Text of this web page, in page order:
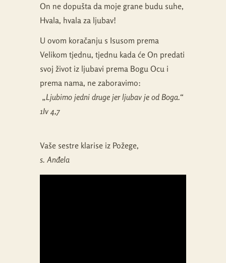
On ne dopušta da moje grane budu suhe,
Hvala, hvala za ljubav!
U ovom koračanju s Isusom prema
Velikom tjednu, tjednu kada će On predati
svoj život iz ljubavi prema Bogu Ocu i
prema nama, ne zaboravimo:
„Ljubimo jedni druge jer ljubav je od Boga.“
1Iv 4,7
Vaše sestre klarise iz Požege,
s. Anđela